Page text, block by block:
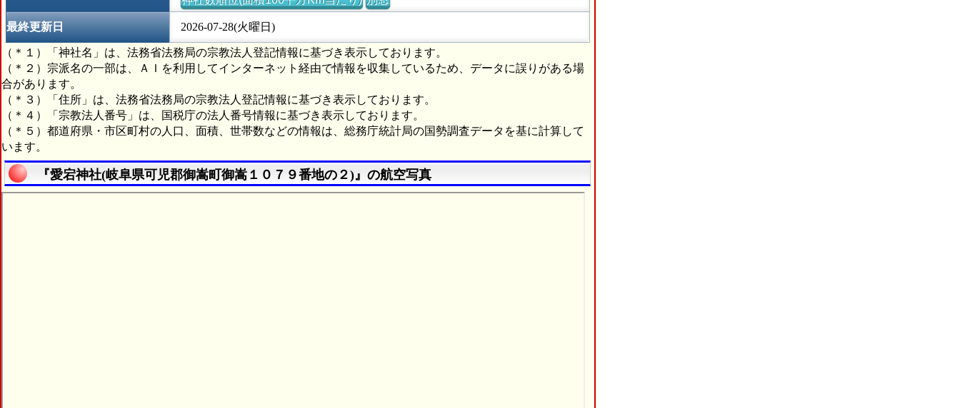
最終更新日 2026-07-28(火曜日)
（＊１）「神社名」は、法務省法務局の宗教法人登記情報に基づき表示しております。
（＊２）宗派名の一部は、ＡＩを利用してインターネット経由で情報を収集しているため、データに誤りがある場
合があります。
（＊３）「住所」は、法務省法務局の宗教法人登記情報に基づき表示しております。
（＊４）「宗教法人番号」は、国税庁の法人番号情報に基づき表示しております。
（＊５）都道府県・市区町村の人口、面積、世帯数などの情報は、総務庁統計局の国勢調査データを基に計算して
います。
『愛宕神社(岐阜県可児郡御嵩町御嵩１０７９番地の２)』の航空写真